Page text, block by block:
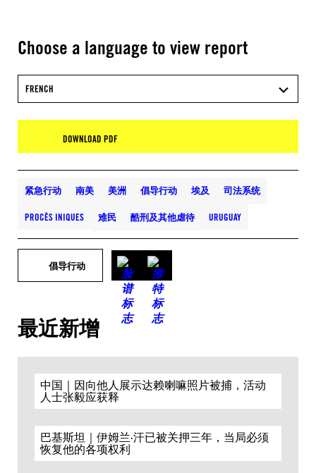
Choose a language to view report
FRENCH
DOWNLOAD PDF
紧急行动 南美 美洲 倡导行动 埃及 司法系统
PROCÈS INIQUES 难民 酷刑及其他虐待 URUGUAY
倡导行动
最近新增
中国｜因向他人展示达赖喇嘛照片被捕，活动
人士张毅应获释
巴基斯坦｜伊姆兰·汗已被关押三年，当局必须
恢复他的各项权利